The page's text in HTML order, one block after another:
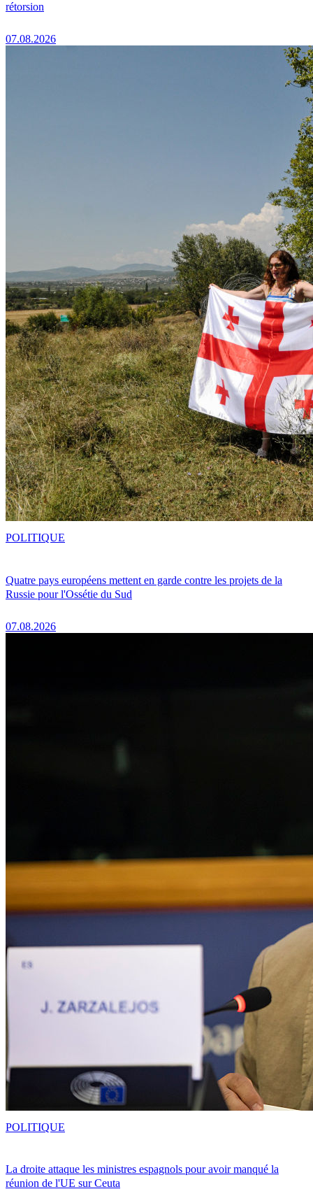
rétorsion
07.08.2026
Quatre pays européens mettent en garde contre les projets de la
Russie pour l'Ossétie du Sud
07.08.2026
POLITIQUE
La droite attaque les ministres espagnols pour avoir manqué la
réunion de l'UE sur Ceuta
POLITIQUE